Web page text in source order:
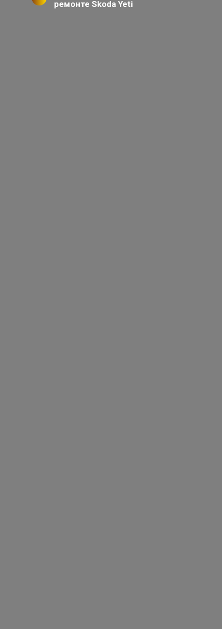
ремонте Skoda Yeti